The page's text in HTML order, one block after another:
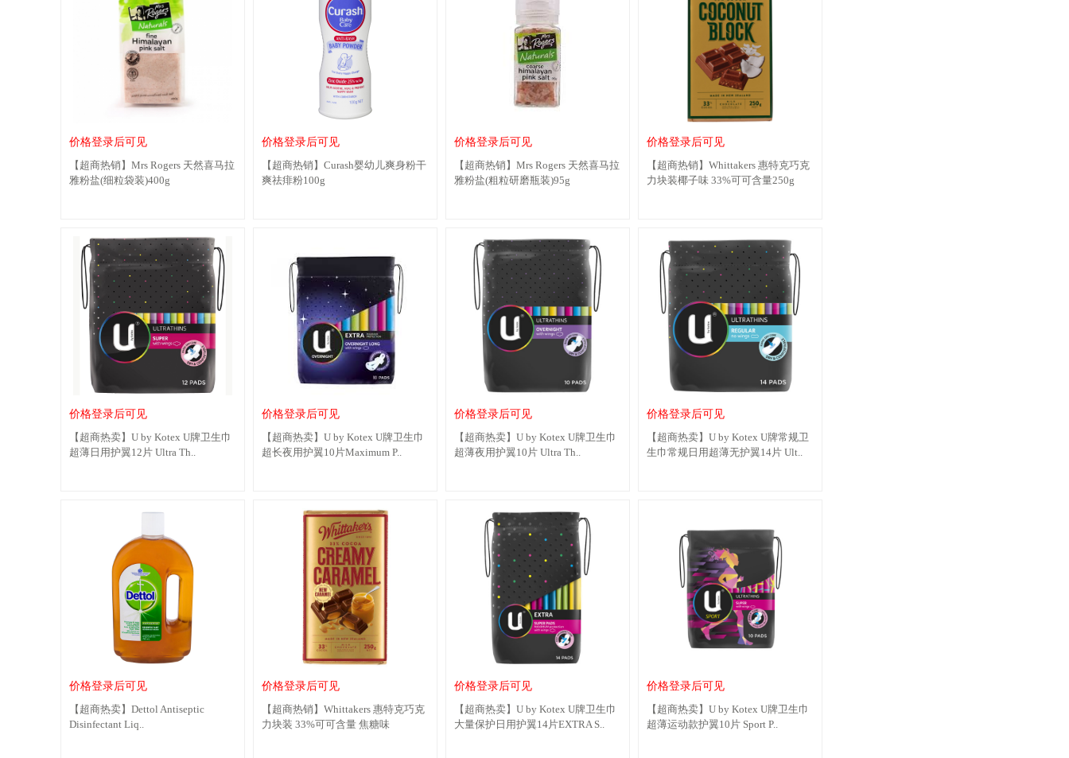
价格登录后可见
【超商热销】Mrs Rogers 天然喜马拉
雅粉盐(细粒袋装)400g
价格登录后可见
【超商热销】Curash婴幼儿爽身粉干
爽祛痱粉100g
价格登录后可见
【超商热销】Mrs Rogers 天然喜马拉
雅粉盐(粗粒研磨瓶装)95g
价格登录后可见
【超商热销】Whittakers 惠特克巧克
力块装椰子味 33%可可含量250g
价格登录后可见
【超商热卖】U by Kotex U牌卫生巾
超薄日用护翼12片 Ultra Th..
价格登录后可见
【超商热卖】U by Kotex U牌卫生巾
超长夜用护翼10片Maximum P..
价格登录后可见
【超商热卖】U by Kotex U牌卫生巾
超薄夜用护翼10片 Ultra Th..
价格登录后可见
【超商热卖】U by Kotex U牌常规卫
生巾常规日用超薄无护翼14片 Ult..
价格登录后可见
【超商热卖】Dettol Antiseptic
Disinfectant Liq..
价格登录后可见
【超商热销】Whittakers 惠特克巧克
力块装 33%可可含量 焦糖味
价格登录后可见
【超商热卖】U by Kotex U牌卫生巾
大量保护日用护翼14片EXTRA S..
价格登录后可见
【超商热卖】U by Kotex U牌卫生巾
超薄运动款护翼10片 Sport P..